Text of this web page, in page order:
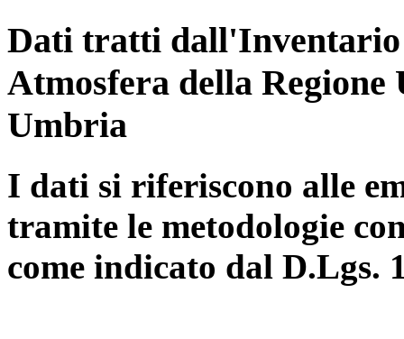
Dati tratti dall'Inventario
Atmosfera della
Umbria
I dati si riferiscono alle
tramite le metodologie
come indicato dal D.Lgs.